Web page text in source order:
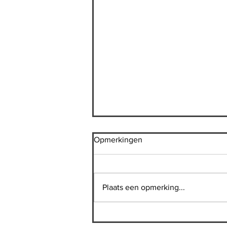
Opmerkingen
Plaats een opmerking...